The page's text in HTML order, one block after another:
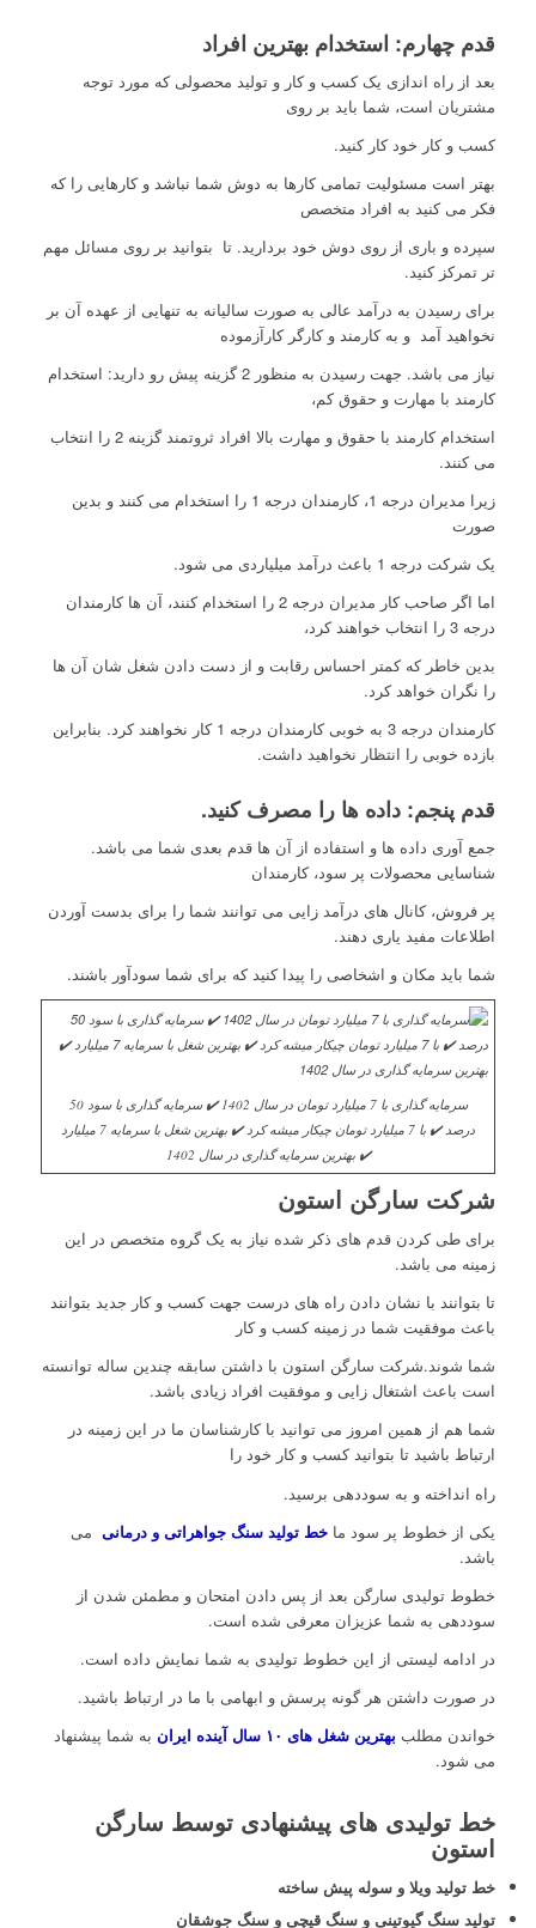
قدم چهارم: استخدام بهترین افراد
بعد از راه اندازی یک کسب و کار و تولید محصولی که مورد توجه
مشتریان است، شما باید بر روی
کسب و کار خود کار کنید.
بهتر است مسئولیت تمامی کارها به دوش شما نباشد و کارهایی را که
فکر می کنید به افراد متخصص
سپرده و باری از روی دوش خود بردارید. تا بتوانید بر روی مسائل مهم
تر تمرکز کنید.
برای رسیدن به درآمد عالی به صورت سالیانه به تنهایی از عهده آن بر
نخواهید آمد و به کارمند و کارگر کارآزموده
نیاز می باشد. جهت رسیدن به منظور 2 گزینه پیش رو دارید: استخدام
کارمند با مهارت و حقوق کم،
استخدام کارمند با حقوق و مهارت بالا افراد ثروتمند گزینه 2 را انتخاب
می کنند.
زیرا مدیران درجه 1، کارمندان درجه 1 را استخدام می کنند و بدین
صورت
یک شرکت درجه 1 باعث درآمد میلیاردی می شود.
اما اگر صاحب کار مدیران درجه 2 را استخدام کنند، آن ها کارمندان
درجه 3 را انتخاب خواهند کرد،
بدین خاطر که کمتر احساس رقابت و از دست دادن شغل شان آن ها
را نگران خواهد کرد.
کارمندان درجه 3 به خوبی کارمندان درجه 1 کار نخواهند کرد. بنابراین
بازده خوبی را انتظار نخواهید داشت.
قدم پنجم: داده ها را مصرف کنید.
جمع آوری داده ها و استفاده از آن ها قدم بعدی شما می باشد.
شناسایی محصولات پر سود، کارمندان
پر فروش، کانال های درآمد زایی می توانند شما را برای بدست آوردن
اطلاعات مفید یاری دهند.
شما باید مکان و اشخاصی را پیدا کنید که برای شما سودآور باشند.
سرمایه گذاری با 7 میلیارد تومان در سال 1402 ✔️ سرمایه گذاری با سود 50
درصد ✔️ با 7 میلیارد تومان چیکار میشه کرد ✔️ بهترین شغل با سرمایه 7 میلیارد
✔️ بهترین سرمایه گذاری در سال 1402
شرکت سارگن استون
برای طی کردن قدم های ذکر شده نیاز به یک گروه متخصص در این
زمینه می باشد.
تا بتوانند با نشان دادن راه های درست جهت کسب و کار جدید بتوانند
باعث موفقیت شما در زمینه کسب و کار
شما شوند.شرکت سارگن استون با داشتن سابقه چندین ساله توانسته
است باعث اشتغال زایی و موفقیت افراد زیادی باشد.
شما هم از همین امروز می توانید با کارشناسان ما در این زمینه در
ارتباط باشید تا بتوانید کسب و کار خود را
راه انداخته و به سوددهی برسید.
یکی از خطوط پر سود ما خط تولید سنگ جواهراتی و درمانیمی
باشد.
خطوط تولیدی سارگن بعد از پس دادن امتحان و مطمئن شدن از
سوددهی به شما عزیزان معرفی شده است.
در ادامه لیستی از این خطوط تولیدی به شما نمایش داده است.
در صورت داشتن هر گونه پرسش و ابهامی با ما در ارتباط باشید.
خواندن مطلب بهترین شغل های ۱۰ سال آینده ایران
به شما پیشنهاد
می شود.
خط تولیدی های پیشنهادی توسط سارگن
استون
خط تولید ویلا و سوله پیش ساخته
تولید سنگ گیوتینی و سنگ قیچی و سنگ جوشقان